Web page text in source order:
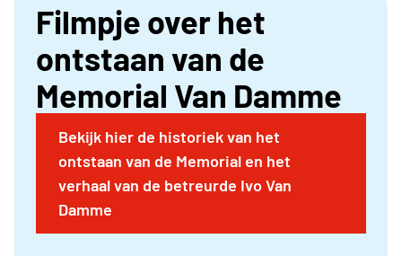
inclusief alle praktische info, in de mailbox
Filmpje over het
ontstaan van de
Memorial Van Damme
Bekijk hier de historiek van het
ontstaan van de Memorial en het
verhaal van de betreurde Ivo Van
Damme